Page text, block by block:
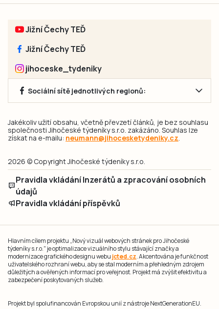
Jižní Čechy TEĎ
Jižní Čechy TEĎ
jihoceske_tydeniky
Sociální sítě jednotlivých regionů:
Jakékoliv užití obsahu, včetně převzetí článků, je bez souhlasu
společnosti Jihočeské týdeníky s.r.o. zakázáno. Souhlas lze
získat na e-mailu: neumann@jihocesketydeniky.cz.
2026 © Copyright Jihočeské týdeníky s.r.o.
Pravidla vkládání Inzerátů a zpracování osobních
údajů
Pravidla vkládání příspěvků
Hlavním cílem projektu „Nový vizuál webových stránek pro Jihočeské
týdeníky s.r.o." je optimalizace vizuálního stylu stávající značky a
modernizace grafického designu webu jcted.cz. Akcentována je funkčnost
uživatelského rozhraní webu, aby se stal moderním a přehledným zdrojem
důležitých a ověřených informací pro veřejnost. Projekt má zvýšit efektivitu a
zabezpečení poskytovaných služeb.
Projekt byl spolufinancován Evropskou unií z nástroje NextGenerationEU.